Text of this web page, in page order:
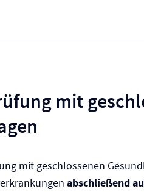
mit
mit geschlossenen
abschließend